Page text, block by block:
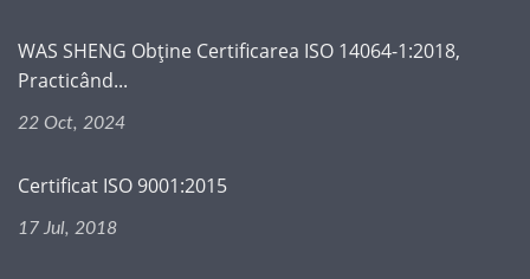
WAS SHENG Obține Certificarea ISO 14064-1:2018,
Practicând...
22 Oct, 2024
Certificat ISO 9001:2015
17 Jul, 2018